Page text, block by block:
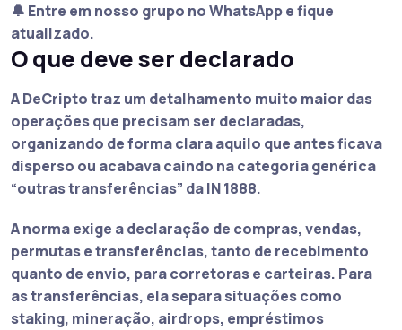
🔔 Entre em nosso grupo no WhatsApp e fique
atualizado.
O que deve ser declarado
A DeCripto traz um detalhamento muito maior das
operações que precisam ser declaradas,
organizando de forma clara aquilo que antes ficava
disperso ou acabava caindo na categoria genérica
“outras transferências” da IN 1888.
A norma exige a declaração de compras, vendas,
permutas e transferências, tanto de recebimento
quanto de envio, para corretoras e carteiras. Para
as transferências, ela separa situações como
staking, mineração, airdrops, empréstimos